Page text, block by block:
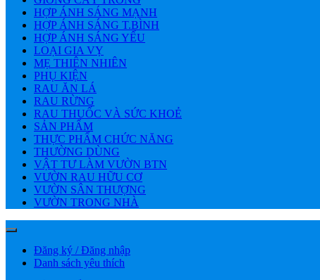
HỢP ÁNH SÁNG MẠNH
HỢP ÁNH SÁNG T.BÌNH
HỢP ÁNH SÁNG YẾU
LOẠI GIA VỴ
MẸ THIÊN NHIÊN
PHỤ KIỆN
RAU ĂN LÁ
RAU RỪNG
RAU THUỐC VÀ SỨC KHOẺ
SẢN PHẨM
THỰC PHẨM CHỨC NĂNG
THƯỜNG DÙNG
VẬT TƯ LÀM VƯỜN BTN
VƯỜN RAU HỮU CƠ
VƯỜN SÂN THƯỢNG
VƯỜN TRONG NHÀ
Đăng ký / Đăng nhập
Danh sách yêu thích